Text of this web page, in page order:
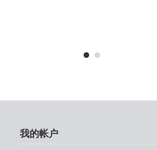
我的帐户